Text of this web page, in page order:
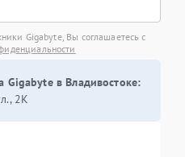
Gigabyte, Вы соглашаетесь с
Gigabyte в Владивостоке:
2К